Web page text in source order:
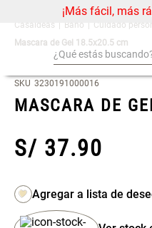
¡Más fácil, más
¿Qué estás
¿Qué estás buscando?
Baño Cuidado
Mascara de Gel 18.5x20.5 cm
SKU 3230191000016
MASCARA DE
S/ 37.90
Organizador
Cojin
Niños
Mantel
Sabanas
Organizador
Cojin
Niños
Mantel
Sabanas